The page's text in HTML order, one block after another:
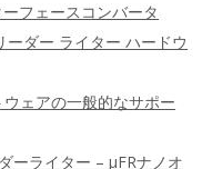
フェースコンバータ
ーダー ライター ハードウ
ェアの一般的なサポー
ーライター – μFRナノオ